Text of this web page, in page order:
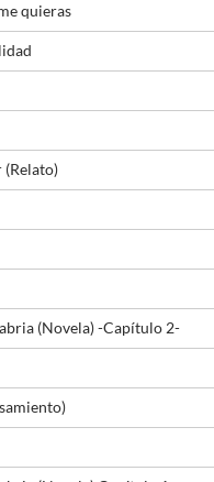
quieras
(Novela) -Capítulo 2-